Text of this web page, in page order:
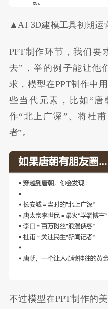
▲AI 3D建模工具初期运
PPT制作环节，我们要
去”，举的例子能让他
求，模型在PPT制作中
些当代元素，比如“唐
作“北上广深”、将杜
者”。
不过模型在PPT制作的